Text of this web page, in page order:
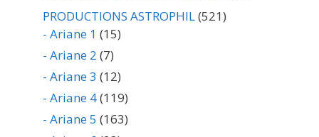
PRODUCTIONS ASTROPHIL(521)
- Ariane 1 (15)
- Ariane 2 (7)
- Ariane 3 (12)
- Ariane 4(119)
- Ariane 5 (163)